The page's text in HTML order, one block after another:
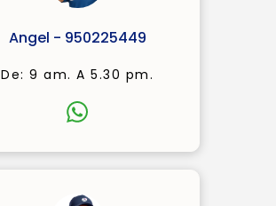
Angel - 950225449
De: 9 am. A 5.30 pm.